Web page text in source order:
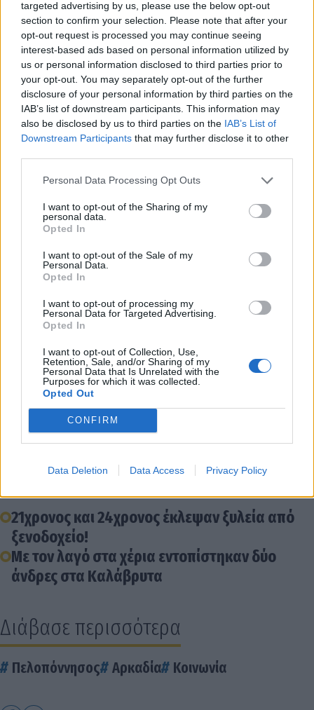
targeted advertising by us, please use the below opt-out
section to confirm your selection. Please note that after your
opt-out request is processed you may continue seeing
interest-based ads based on personal information utilized by
us or personal information disclosed to third parties prior to
your opt-out. You may separately opt-out of the further
disclosure of your personal information by third parties on the
IAB’s list of downstream participants. This information may
also be disclosed by us to third parties on the IAB’s List of
Downstream Participants that may further disclose it to other
Personal Data Processing Opt Outs
I want to opt-out of the Sharing of my
personal data.
Opted In
I want to opt-out of the Sale of my
Personal Data.
Opted In
I want to opt-out of processing my
Personal Data for Targeted Advertising.
Opted In
I want to opt-out of Collection, Use,
Retention, Sale, and/or Sharing of my
Personal Data that Is Unrelated with the
Purposes for which it was collected.
Opted Out
CONFIRM
Data Deletion Data Access Privacy Policy
και το κρέας του αγριόχοιρου. Σύμφωνα με την
ισχύουσα νομοθεσία, επιβλήθηκε διοικητικό
πρόστιμο 500 ευρώ σε κάθε έναν από τους
παραβάτες.
Η περίπτωση αποτελεί χαρακτηριστικό παράδειγμα
της αποτελεσματικότητας των ελέγχων που
διενεργούν οι ομοσπονδιακοί θηροφύλακες της Γ’
Κυνηγετικής Ομοσπονδίας Πελοποννήσου για την
καταπολέμηση της λαθροθηρίας, ένα φαινόμενο
που πλήττει την άγρια πανίδα και παραβιάζει τη
νομοθεσία περί κυνηγιού.
Διάβασε σχετικά
21χρονος και 24χρονος έκλεψαν ξυλεία από
ξενοδοχείο!
Με τον λαγό στα χέρια εντοπίστηκαν δύο
άνδρες στα Καλάβρυτα
Διάβασε περισσότερα
Πελοπόννησος Αρκαδία Κοινωνία